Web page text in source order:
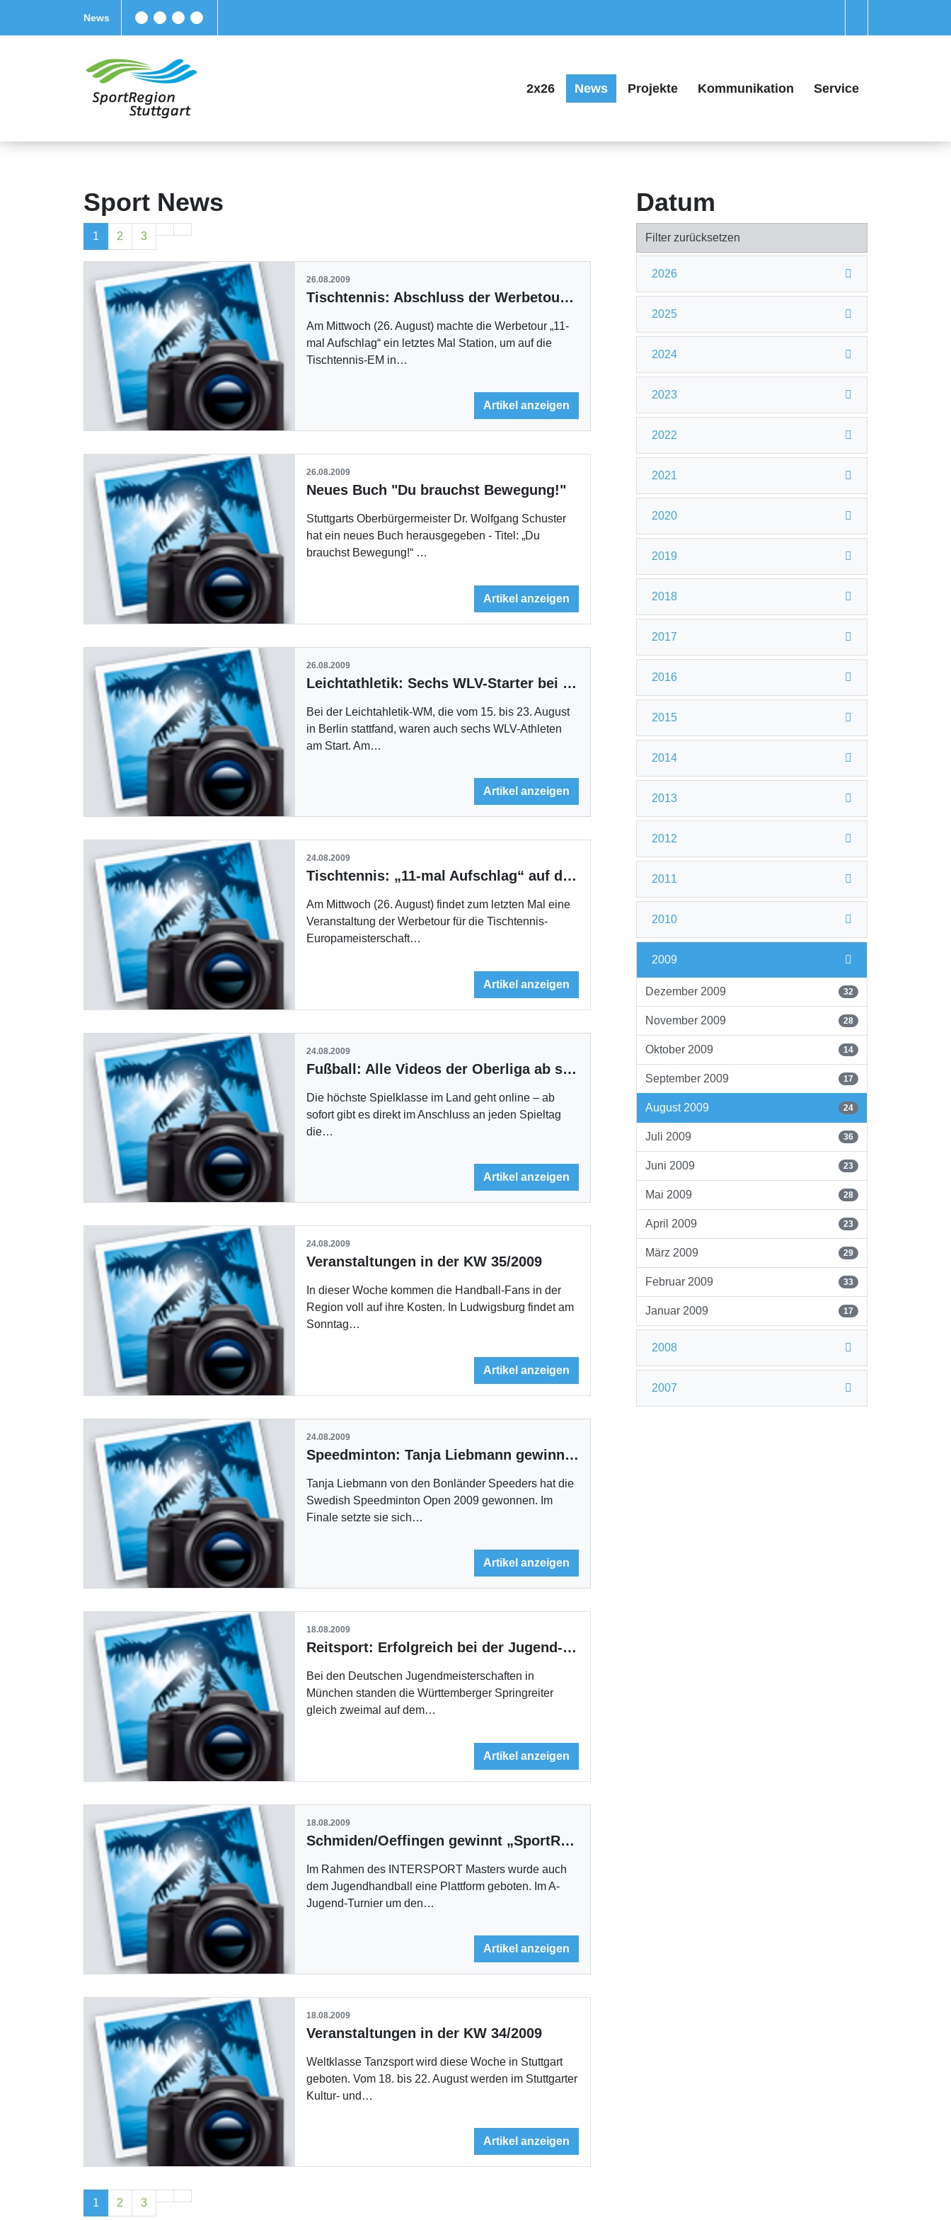
News
2x26 News Projekte Kommunikation Service
Sport News
1 2 3
26.08.2009
Tischtennis: Abschluss der Werbetour „11-mal Aufschlag“
Am Mittwoch (26. August) machte die Werbetour „11-
mal Aufschlag“ ein letztes Mal Station, um auf die
Tischtennis-EM in…
Artikel anzeigen
26.08.2009
Neues Buch "Du brauchst Bewegung!"
Stuttgarts Oberbürgermeister Dr. Wolfgang Schuster
hat ein neues Buch herausgegeben - Titel: „Du
brauchst Bewegung!“ …
Artikel anzeigen
26.08.2009
Leichtathletik: Sechs WLV-Starter bei der WM in Berlin
Bei der Leichtahletik-WM, die vom 15. bis 23. August
in Berlin stattfand, waren auch sechs WLV-Athleten
am Start. Am…
Artikel anzeigen
24.08.2009
Tischtennis: „11-mal Aufschlag“ auf dem Stuttgarter Fernsehturm
Am Mittwoch (26. August) findet zum letzten Mal eine
Veranstaltung der Werbetour für die Tischtennis-
Europameisterschaft…
Artikel anzeigen
24.08.2009
Fußball: Alle Videos der Oberliga ab sofort online
Die höchste Spielklasse im Land geht online – ab
sofort gibt es direkt im Anschluss an jeden Spieltag
die…
Artikel anzeigen
24.08.2009
Veranstaltungen in der KW 35/2009
In dieser Woche kommen die Handball-Fans in der
Region voll auf ihre Kosten. In Ludwigsburg findet am
Sonntag…
Artikel anzeigen
24.08.2009
Speedminton: Tanja Liebmann gewinnt Swedish Open
Tanja Liebmann von den Bonländer Speeders hat die
Swedish Speedminton Open 2009 gewonnen. Im
Finale setzte sie sich…
Artikel anzeigen
18.08.2009
Reitsport: Erfolgreich bei der Jugend-DM in München
Bei den Deutschen Jugendmeisterschaften in
München standen die Württemberger Springreiter
gleich zweimal auf dem…
Artikel anzeigen
18.08.2009
Schmiden/Oeffingen gewinnt „SportRegion Stuttgart-Pokal“
Im Rahmen des INTERSPORT Masters wurde auch
dem Jugendhandball eine Plattform geboten. Im A-
Jugend-Turnier um den…
Artikel anzeigen
18.08.2009
Veranstaltungen in der KW 34/2009
Weltklasse Tanzsport wird diese Woche in Stuttgart
geboten. Vom 18. bis 22. August werden im Stuttgarter
Kultur- und…
Artikel anzeigen
1 2 3
Datum
Filter zurücksetzen
2026
2025
2024
2023
2022
2021
2020
2019
2018
2017
2016
2015
2014
2013
2012
2011
2010
2009
Dezember 2009 32
November 2009 28
Oktober 2009 14
September 2009 17
August 2009 24
Juli 2009 36
Juni 2009 23
Mai 2009 28
April 2009 23
März 2009 29
Februar 2009 33
Januar 2009 17
2008
2007